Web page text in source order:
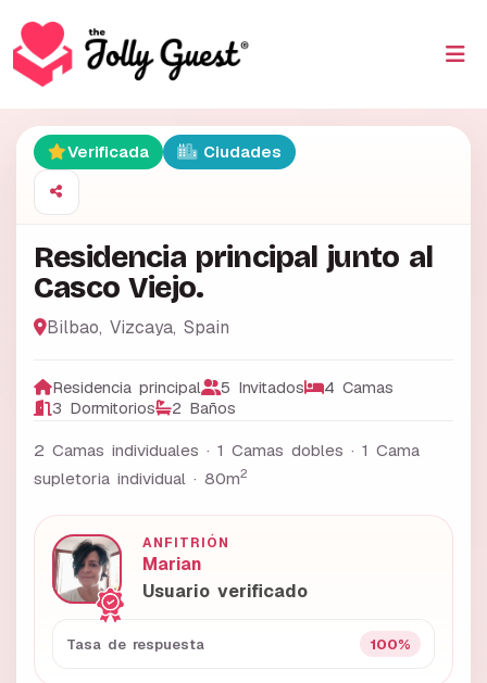
Verificada Ciudades
Residencia principal junto al
Casco Viejo.
Bilbao, Vizcaya, Spain
Residencia principal 5 Invitados
4 Camas
3 Dormitorios
2 Baños
2 Camas individuales · 1 Camas dobles · 1 Cama
supletoria individual · 80m2
ANFITRIÓN
Marian
Usuario verificado
Tasa de respuesta 100%